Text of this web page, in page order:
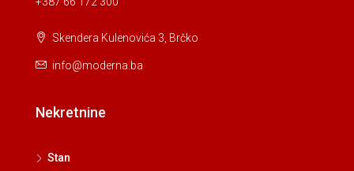
Skendera Kulenovića 3, Brčko
info@moderna.ba
Nekretnine
Stan